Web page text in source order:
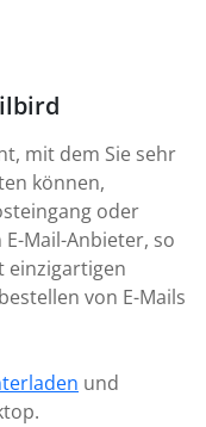
mit dem Sie sehr
können,
oder
Mail-Anbieter, so
einzigartigen
von E-Mails
und